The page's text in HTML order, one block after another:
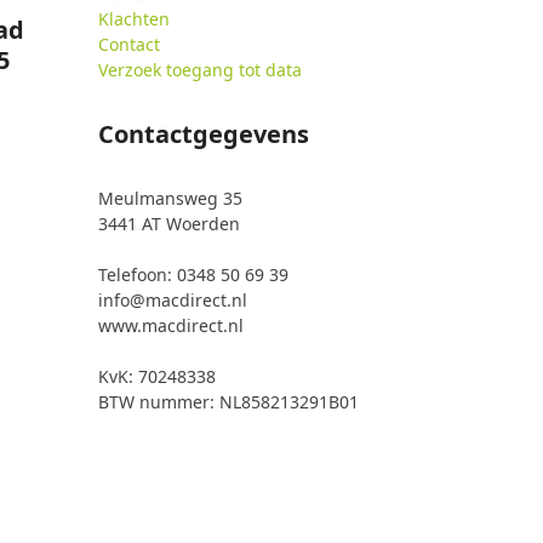
Klachten
Contact
Verzoek toegang tot data
Contactgegevens
Meulmansweg 35
3441 AT Woerden
Telefoon: 0348 50 69 39
info@macdirect.nl
www.macdirect.nl
KvK: 70248338
BTW nummer: NL858213291B01